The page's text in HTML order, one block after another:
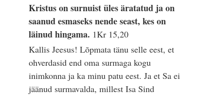
Kristus on surnuist üles äratatud ja on
saanud esmaseks nende seast, kes on
läinud hingama. 1Kr 15,20
Kallis Jeesus! Lõpmata tänu selle eest, et
ohverdasid end oma surmaga kogu
inimkonna ja ka minu patu eest. Ja et Sa ei
jäänud surmavalda, millest Isa Sind